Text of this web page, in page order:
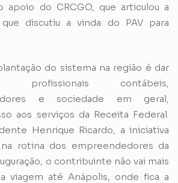
apoio do CRCGO, que articulou a
discutiu a vinda do PAV para
do sistema na região é dar
profissionais contábeis,
e sociedade em geral,
aos serviços da Receita Federal.
Henrique Ricardo, a iniciativa
rotina dos empreendedores da
o contribuinte não vai mais
viagem até Anápolis, onde fica a